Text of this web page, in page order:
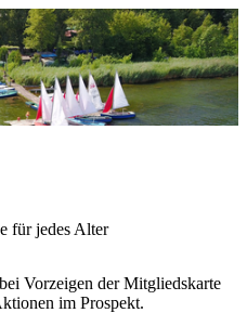
für jedes Alter
Vorzeigen der Mitgliedskarte
im Prospekt.